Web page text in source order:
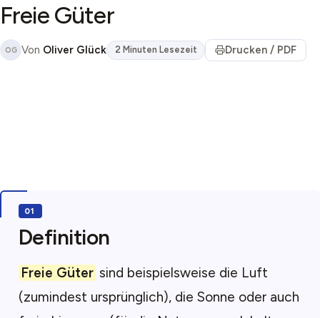
Freie Güter
OG Von Oliver Glück 2 Minuten Lesezeit Drucken / PDF
Definition
Freie Güter sind beispielsweise die Luft
(zumindest ursprünglich), die Sonne oder auch